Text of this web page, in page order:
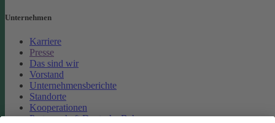
Unternehmen
Karriere
Presse
Das sind wir
Vorstand
Unternehmensberichte
Standorte
Kooperationen
Partnerschaft Deutsche Bahn